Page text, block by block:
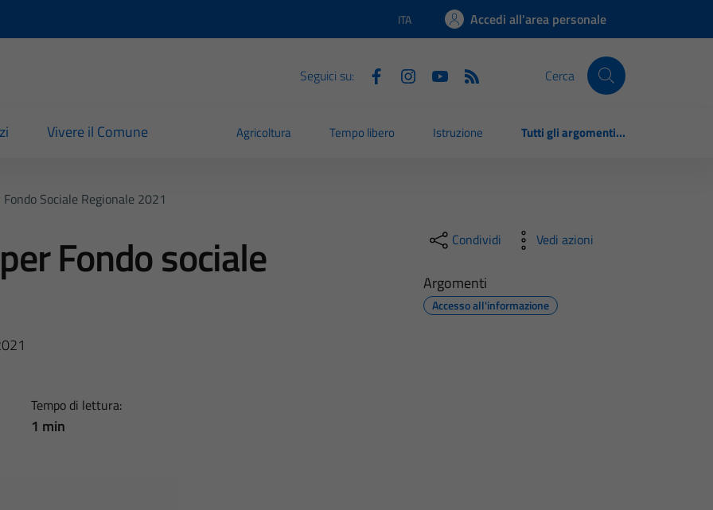
Lingua attiva:
ITA Accedi all'area personale
Seguici su: Cerca
Vivere il Comune Agricoltura Tempo libero Istruzione Tutti gli argomenti...
Sociale Regionale 2021
Fondo sociale
Tempo di lettura:
1 min
Condividi Vedi azioni
Argomenti
Accesso all'informazione